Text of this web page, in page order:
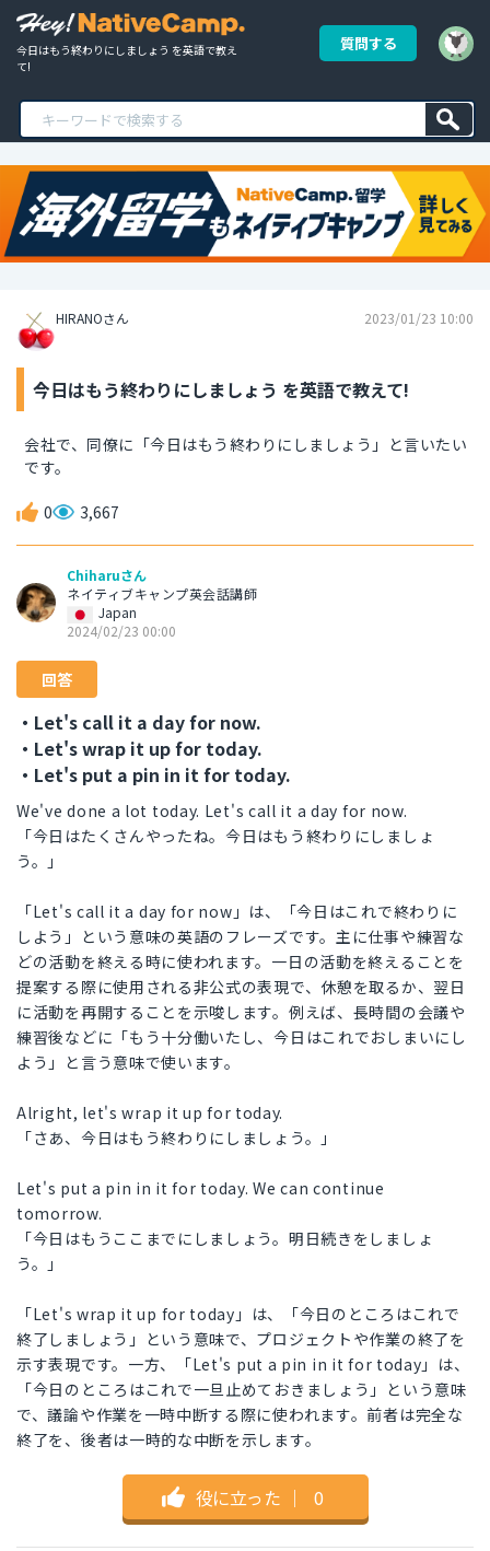
今日はもう終わりにしましょう を英語で教え
て!
質問する
HIRANOさん 2023/01/23 10:00
今日はもう終わりにしましょう を英語で教えて!
会社で、同僚に「今日はもう終わりにしましょう」と言いたい
です。
0 3,667
Chiharuさん
ネイティブキャンプ英会話講師
Japan
2024/02/23 00:00
回答
・Let's call it a day for now.
・Let's wrap it up for today.
・Let's put a pin in it for today.
We've done a lot today. Let's call it a day for now.
「今日はたくさんやったね。今日はもう終わりにしましょ
う。」
「Let's call it a day for now」は、「今日はこれで終わりに
しよう」という意味の英語のフレーズです。主に仕事や練習な
どの活動を終える時に使われます。一日の活動を終えることを
提案する際に使用される非公式の表現で、休憩を取るか、翌日
に活動を再開することを示唆します。例えば、長時間の会議や
練習後などに「もう十分働いたし、今日はこれでおしまいにし
よう」と言う意味で使います。
Alright, let's wrap it up for today.
「さあ、今日はもう終わりにしましょう。」
Let's put a pin in it for today. We can continue
tomorrow.
「今日はもうここまでにしましょう。明日続きをしましょ
う。」
「Let's wrap it up for today」は、「今日のところはこれで
終了しましょう」という意味で、プロジェクトや作業の終了を
示す表現です。一方、「Let's put a pin in it for today」は、
「今日のところはこれで一旦止めておきましょう」という意味
で、議論や作業を一時中断する際に使われます。前者は完全な
終了を、後者は一時的な中断を示します。
役に立った ｜ 0